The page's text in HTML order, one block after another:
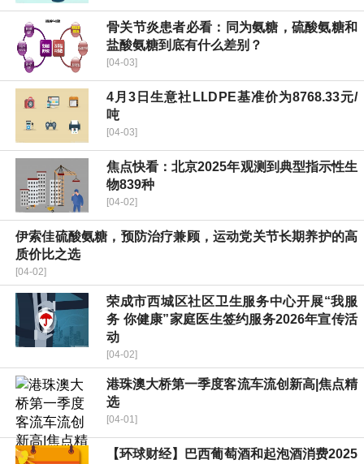
骨关节炎患者必看：同为氨糖，硫酸氨糖和
盐酸氨糖到底有什么差别？
[04-03]
4月3日生意社LLDPE基准价为8768.33元/
吨
[04-03]
焦点快看：北京2025年观测到典型指示性生
物839种
[04-02]
伊索佳硫酸氨糖，预防治疗兼顾，运动党关节长期养护的高
质价比之选
[04-02]
荣成市西城区社区卫生服务中心开展“我服
务 你健康”家庭医生签约服务2026年宣传活
动
[04-02]
港珠澳大桥第一季度客流车流创新高|焦点精
选
[04-01]
【环球财经】巴西葡萄酒和起泡酒消费2025